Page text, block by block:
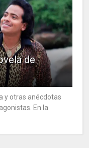
de
y otras anécdotas
En la